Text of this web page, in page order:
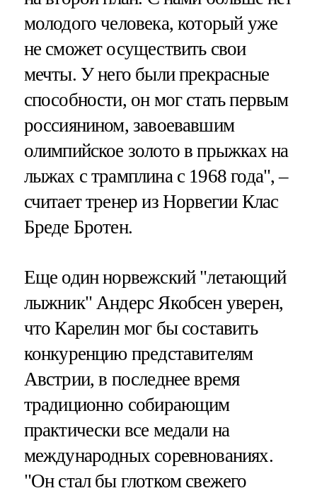
молодого человека, который уже
не сможет осуществить свои
мечты. У него были прекрасные
способности, он мог стать первым
россиянином, завоевавшим
олимпийское золото в прыжках на
лыжах с трамплина с 1968 года", –
считает тренер из Норвегии Клас
Бреде Бротен.
Еще один норвежский "летающий
лыжник" Андерс Якобсен уверен,
что Карелин мог бы составить
конкуренцию представителям
Австрии, в последнее время
традиционно собирающим
практически все медали на
международных соревнованиях.
"Он стал бы глотком свежего